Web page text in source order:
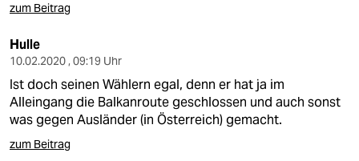
zum Beitrag
Hulle
10.02.2020 , 09:19 Uhr
Ist doch seinen Wählern egal, denn er hat ja im
Alleingang die Balkanroute geschlossen und auch sonst
was gegen Ausländer (in Österreich) gemacht.
zum Beitrag